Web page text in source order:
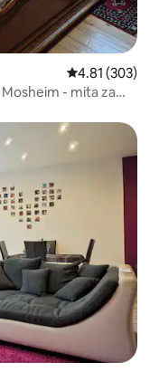
Ukadiriaji wa
4.81 (303)